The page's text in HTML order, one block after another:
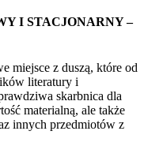
I STACJONARNY –
miejsce z duszą, które od
literatury i
skarbnica dla
materialną, ale także
innych przedmiotów z